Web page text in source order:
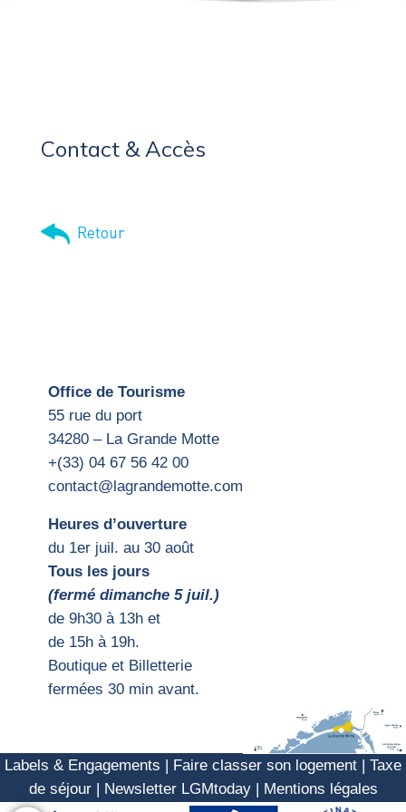
Contact & Accès
Retour
Office de Tourisme
55 rue du port
34280 – La Grande Motte
+(33) 04 67 56 42 00
contact@lagrandemotte.com
Heures d’ouverture
du 1er juil. au 30 août
Tous les jours
(fermé dimanche 5 juil.)
de 9h30 à 13h et
de 15h à 19h.
Boutique et Billetterie
fermées 30 min avant.
Labels & Engagements Faire classer son logement
Taxe
de séjour| Newsletter LGMtoday| Mentions légales